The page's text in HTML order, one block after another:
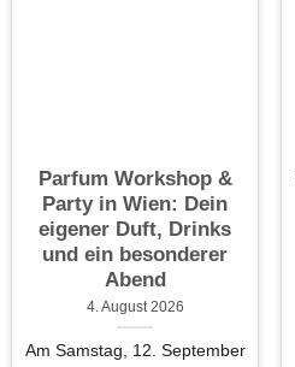
Parfum Workshop &
Party in Wien: Dein
eigener Duft, Drinks
und ein besonderer
Abend
4. August 2026
Am Samstag, 12. September